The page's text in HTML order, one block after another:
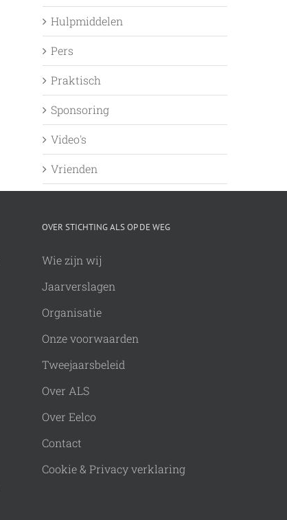
Hulpmiddelen
Pers
Praktisch
Sponsoring
Video's
Vrienden
OVER STICHTING ALS OP DE WEG
Wie zijn wij
Jaarverslagen
Organisatie
Onze voorwaarden
Tweejaarsbeleid
Over ALS
Over Eelco
Contact
Cookie & Privacy verklaring